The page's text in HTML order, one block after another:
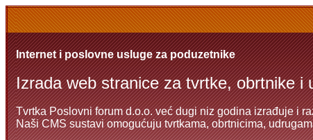
Internet i poslovne usluge za poduzetnike
Izrada web stranice za tvrtke, obrtnike i
Tvrtka Poslovni forum d.o.o. već dugi niz godina izrađuje i
Naši CMS sustavi omogućuju tvrtkama, obrtnicima,